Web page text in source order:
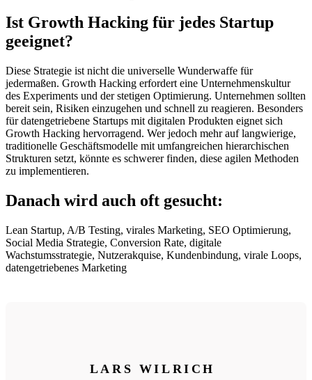
Ist Growth Hacking für jedes Startup
geeignet?
Diese Strategie ist nicht die universelle Wunderwaffe für
jedermaßen. Growth Hacking erfordert eine Unternehmenskultur
des Experiments und der stetigen Optimierung. Unternehmen sollten
bereit sein, Risiken einzugehen und schnell zu reagieren. Besonders
für datengetriebene Startups mit digitalen Produkten eignet sich
Growth Hacking hervorragend. Wer jedoch mehr auf langwierige,
traditionelle Geschäftsmodelle mit umfangreichen hierarchischen
Strukturen setzt, könnte es schwerer finden, diese agilen Methoden
zu implementieren.
Danach wird auch oft gesucht:
Lean Startup, A/B Testing, virales Marketing, SEO Optimierung,
Social Media Strategie, Conversion Rate, digitale
Wachstumsstrategie, Nutzerakquise, Kundenbindung, virale Loops,
datengetriebenes Marketing
LARS WILRICH